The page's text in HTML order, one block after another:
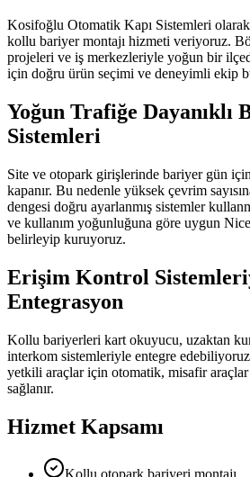
Kosifoğlu Otomatik Kapı Sistemleri olarak
kollu bariyer montajı hizmeti veriyoruz.
projeleri ve iş merkezleriyle yoğun bir
için doğru ürün seçimi ve deneyimli ekip
Yoğun Trafiğe Dayanıklı
Sistemleri
Site ve otopark girişlerinde bariyer gün
kapanır. Bu nedenle yüksek çevrim
dengesi doğru ayarlanmış sistemler
ve kullanım yoğunluğuna göre uygun
belirleyip kuruyoruz.
Erişim Kontrol
Entegrasyon
Kollu bariyerleri kart okuyucu, uzaktan
interkom sistemleriyle entegre
yetkili araçlar için otomatik, misafir
sağlanır.
Hizmet Kapsamı
Kollu otopark bariyeri montajı